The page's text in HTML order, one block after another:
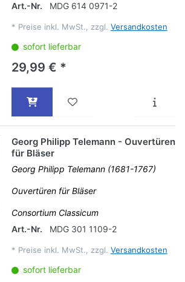
Art.-Nr.
MDG 614 0971-2
* Preise inkl. MwSt., zzgl. Versandkosten
sofort lieferbar
29,99 € *
Georg Philipp Telemann - Ouvertüren
für Bläser
Georg Philipp Telemann (1681-1767)
Ouvertüren für Bläser
Consortium Classicum
Art.-Nr.
MDG 301 1109-2
* Preise inkl. MwSt., zzgl. Versandkosten
sofort lieferbar